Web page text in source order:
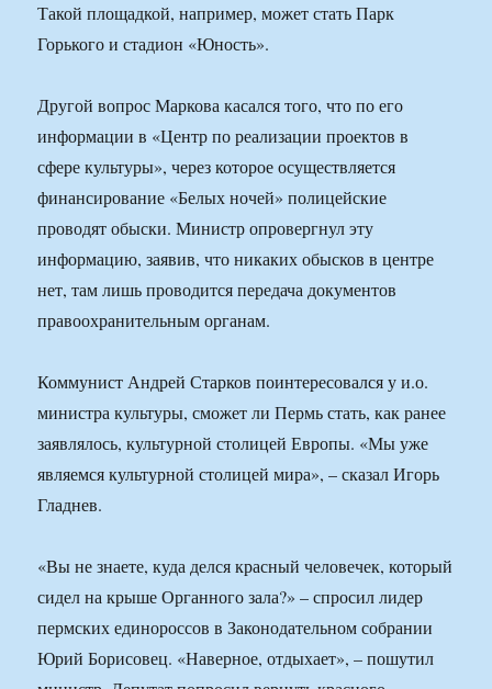
Такой площадкой, например, может стать Парк
Горького и стадион «Юность».
Другой вопрос Маркова касался того, что по его
информации в «Центр по реализации проектов в
сфере культуры», через которое осуществляется
финансирование «Белых ночей» полицейские
проводят обыски. Министр опровергнул эту
информацию, заявив, что никаких обысков в центре
нет, там лишь проводится передача документов
правоохранительным органам.
Коммунист Андрей Старков поинтересовался у и.о.
министра культуры, сможет ли Пермь стать, как ранее
заявлялось, культурной столицей Европы. «Мы уже
являемся культурной столицей мира», – сказал Игорь
Гладнев.
«Вы не знаете, куда делся красный человечек, который
сидел на крыше Органного зала?» – спросил лидер
пермских единороссов в Законодательном собрании
Юрий Борисовец. «Наверное, отдыхает», – пошутил